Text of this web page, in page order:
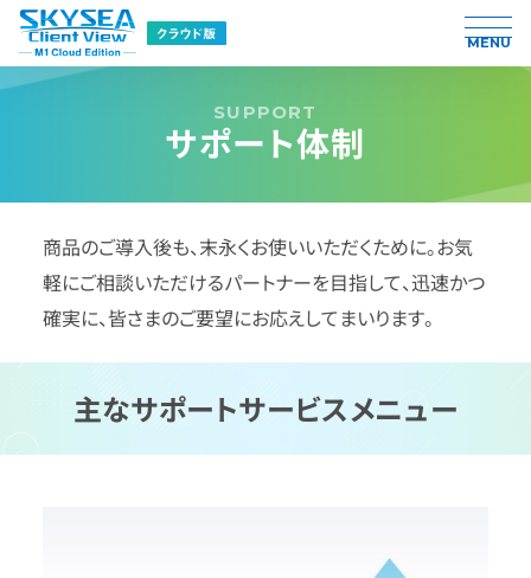
MENU
制限事項
機能一覧
サービス仕様書
サポート体制
商品のご導入後も、末永くお使いいただくために。お気
軽にご相談いただけるパートナーを目指して、迅速かつ
確実に、皆さまのご要望にお応えしてまいります。
主なサポートサービスメニュー